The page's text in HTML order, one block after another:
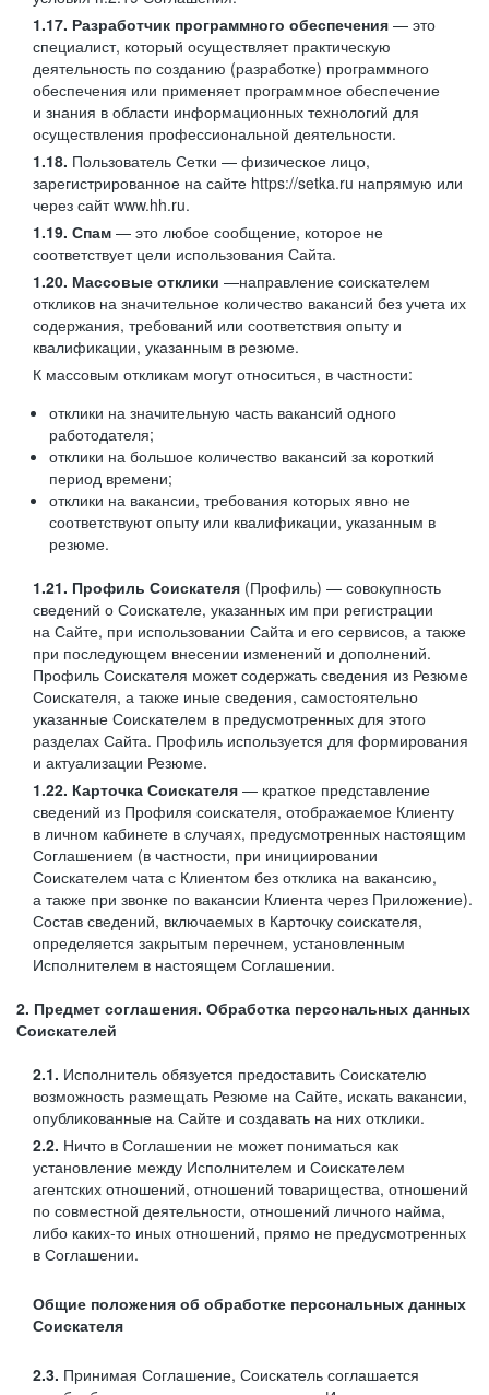
1.17. Разработчик программного обеспечения — это
специалист, который осуществляет практическую
деятельность по созданию (разработке) программного
обеспечения или применяет программное обеспечение
и знания в области информационных технологий для
осуществления профессиональной деятельности.
1.18. Пользователь Сетки — физическое лицо,
зарегистрированное на сайте https://setka.ru напрямую или
через сайт www.hh.ru.
1.19. Спам — это любое сообщение, которое не
соответствует цели использования Сайта.
1.20. Массовые отклики —направление соискателем
откликов на значительное количество вакансий без учета их
содержания, требований или соответствия опыту и
квалификации, указанным в резюме.
К массовым откликам могут относиться, в частности:
отклики на значительную часть вакансий одного
работодателя;
отклики на большое количество вакансий за короткий
период времени;
отклики на вакансии, требования которых явно не
соответствуют опыту или квалификации, указанным в
резюме.
1.21. Профиль Соискателя (Профиль) — совокупность
сведений о Соискателе, указанных им при регистрации
на Сайте, при использовании Сайта и его сервисов, а также
при последующем внесении изменений и дополнений.
Профиль Соискателя может содержать сведения из Резюме
Соискателя, а также иные сведения, самостоятельно
указанные Соискателем в предусмотренных для этого
разделах Сайта. Профиль используется для формирования
и актуализации Резюме.
1.22. Карточка Соискателя — краткое представление
сведений из Профиля соискателя, отображаемое Клиенту
в личном кабинете в случаях, предусмотренных настоящим
Соглашением (в частности, при инициировании
Соискателем чата с Клиентом без отклика на вакансию,
а также при звонке по вакансии Клиента через Приложение).
Состав сведений, включаемых в Карточку соискателя,
определяется закрытым перечнем, установленным
Исполнителем в настоящем Соглашении.
2. Предмет соглашения. Обработка персональных данных
Соискателей
2.1. Исполнитель обязуется предоставить Соискателю
возможность размещать Резюме на Сайте, искать вакансии,
опубликованные на Сайте и создавать на них отклики.
2.2. Ничто в Соглашении не может пониматься как
установление между Исполнителем и Соискателем
агентских отношений, отношений товарищества, отношений
по совместной деятельности, отношений личного найма,
либо каких-то иных отношений, прямо не предусмотренных
в Соглашении.
Общие положения об обработке персональных данных
Соискателя
2.3. Принимая Соглашение, Соискатель соглашается